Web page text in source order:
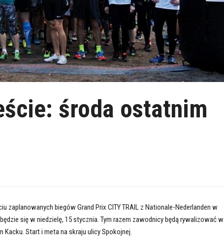
środa ostatnim
zaplanowanych biegów Grand Prix CITY TRAIL z Nationale-Nederlanden w
się w niedzielę, 15 stycznia. Tym razem zawodnicy będą rywalizować w
Kacku. Start i meta na skraju ulicy Spokojnej.